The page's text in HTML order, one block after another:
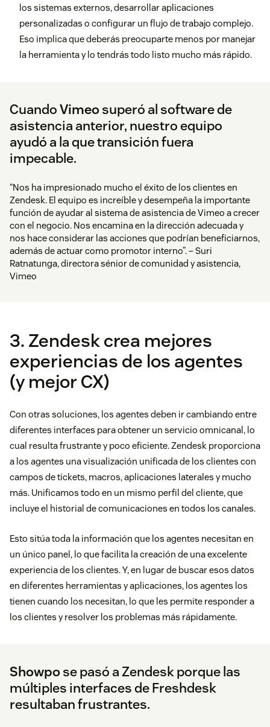
los sistemas externos, desarrollar aplicaciones
personalizadas o configurar un flujo de trabajo complejo.
Eso implica que deberás preocuparte menos por manejar
la herramienta y lo tendrás todo listo mucho más rápido.
CuandoVimeosuperó al software de
asistencia anterior, nuestro equipo
ayudó a la que transición fuera
impecable.
“Nos ha impresionado mucho el éxito de los clientes en
Zendesk. El equipo es increíble y desempeña la importante
función de ayudar al sistema de asistencia de Vimeo a crecer
con el negocio. Nos encamina en la dirección adecuada y
nos hace considerar las acciones que podrían beneficiarnos,
además de actuar como promotor interno”. – Suri
Ratnatunga, directora sénior de comunidad y asistencia,
Vimeo
3. Zendesk crea mejores
experiencias de los agentes
(y mejor CX)
Con otras soluciones, los agentes deben ir cambiando entre
diferentes interfaces para obtener un servicio omnicanal, lo
cual resulta frustrante y poco eficiente. Zendesk proporciona
a los agentes una visualización unificada de los clientes con
campos de tickets, macros, aplicaciones laterales y mucho
más. Unificamos todo en un mismo perfil del cliente, que
incluye el historial de comunicaciones en todos los canales.
Esto sitúa toda la información que los agentes necesitan en
un único panel, lo que facilita la creación de una excelente
experiencia de los clientes. Y, en lugar de buscar esos datos
en diferentes herramientas y aplicaciones, los agentes los
tienen cuando los necesitan, lo que les permite responder a
los clientes y resolver los problemas más rápidamente.
Showpose pasó a Zendesk porque las
múltiples interfaces de Freshdesk
resultaban frustrantes.